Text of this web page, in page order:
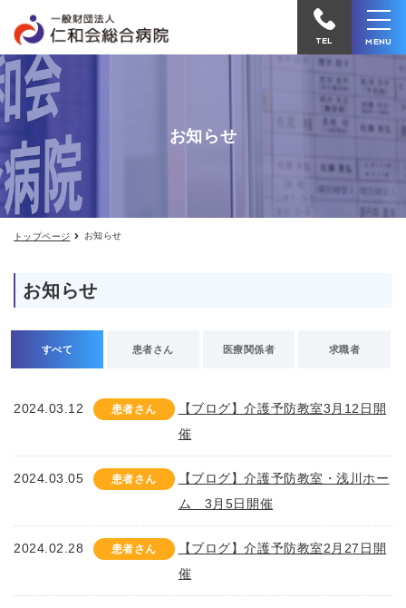
せ
病
院
電
TEL MENU
お知らせ
トップページ お知らせ
お知らせ
すべて 患者さん 医療関係者 求職者
2024.03.12 患者さん
【ブログ】介護予防教室3月12日開
催
2024.03.05 患者さん
【ブログ】介護予防教室・浅川ホー
ム 3月5日開催
2024.02.28 患者さん
【ブログ】介護予防教室2月27日開
催